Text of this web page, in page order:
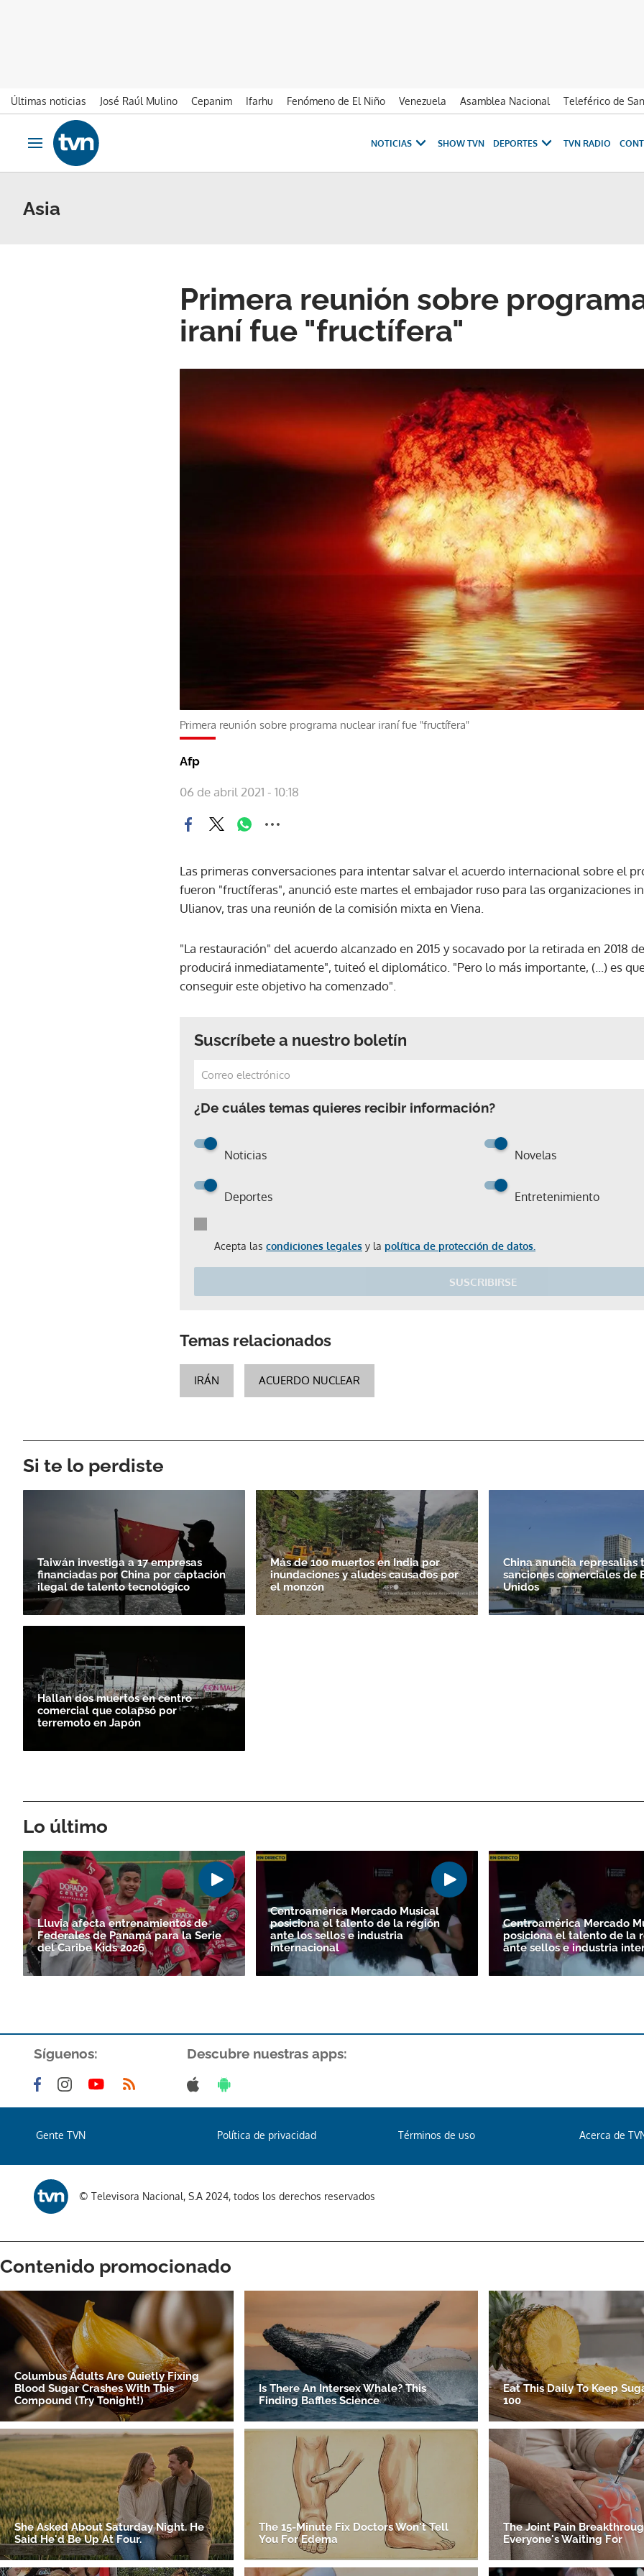
Últimas noticias José Raúl Mulino Cepanim Ifarhu Fenómeno de El Niño Venezuela Asamblea Nacional Teleférico de
Ir al contenido
Obrir navegació
NOTICIAS SHOW TVN DEPORTES TVN RADIO
Asia
Primera reunión sobre
iraní fue "fructífera"
Primera reunión sobre programa nuclear iraní fue "fructífera"
Afp
06 de abril 2021 - 10:18
Las primeras conversaciones para intentar salvar el acuerdo internacional sobre el
fueron "fructíferas", anunció este martes el embajador ruso para las organizaciones
Ulianov, tras una reunión de la comisión mixta en Viena.
"La restauración" del acuerdo alcanzado en 2015 y socavado por la retirada en 2018
producirá inmediatamente", tuiteó el diplomático. "Pero lo más importante, (...) es
conseguir este objetivo ha comenzado".
Suscríbete a nuestro boletín
¿De cuáles temas quieres recibir información?
Noticias Novelas
Deportes Entretenimiento
Acepta las condiciones legales y la política de protección de datos.
SUSCRIBIRSE
Gracias por suscribirte a nuestro boletín.
Temas relacionados
IRÁN ACUERDO NUCLEAR
Si te lo perdiste
Taiwán investiga a 17 empresas
financiadas por China por captación
ilegal de talento tecnológico
Más de 100 muertos en India por
inundaciones y aludes causados por
el monzón
China anuncia represalias
sanciones comerciales de
Unidos
Hallan dos muertos en centro
comercial que colapsó por
terremoto en Japón
Lo último
Lluvia afecta entrenamientos de
Federales de Panamá para la Serie
del Caribe Kids 2026
Centroamérica Mercado Musical
posiciona el talento de la región
ante los sellos e industria
internacional
Centroamérica Mercado
posiciona el talento de la
ante sellos e industria
Síguenos: Descubre nuestras apps:
Gente TVN Política de privacidad Términos de uso Acerca de
© Televisora Nacional, S.A 2024, todos los derechos reservados